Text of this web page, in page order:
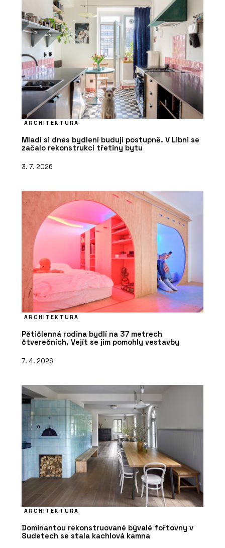
ARCHITEKTURA
Mladí si dnes bydlení budují postupně. V Libni se
začalo rekonstrukcí třetiny bytu
3. 7. 2026
ARCHITEKTURA
Pětičlenná rodina bydlí na 37 metrech
čtverečních. Vejít se jim pomohly vestavby
7. 4. 2026
ARCHITEKTURA
Dominantou rekonstruované bývalé fořtovny v
Sudetech se stala kachlová kamna